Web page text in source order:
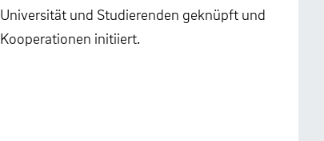
Universität und Studierenden geknüpft und
Kooperationen initiiert.